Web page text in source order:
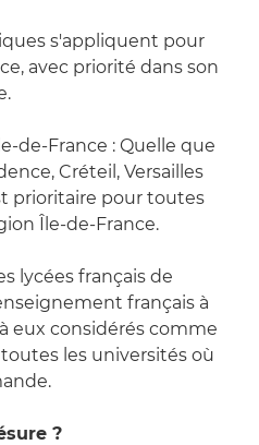
s'appliquent pour
avec priorité dans son
de-France : Quelle que
Créteil, Versailles
prioritaire pour toutes
Île-de-France.
lycées français de
français à
eux considérés comme
les universités où
?